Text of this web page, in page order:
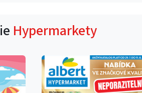
Hypermarkety